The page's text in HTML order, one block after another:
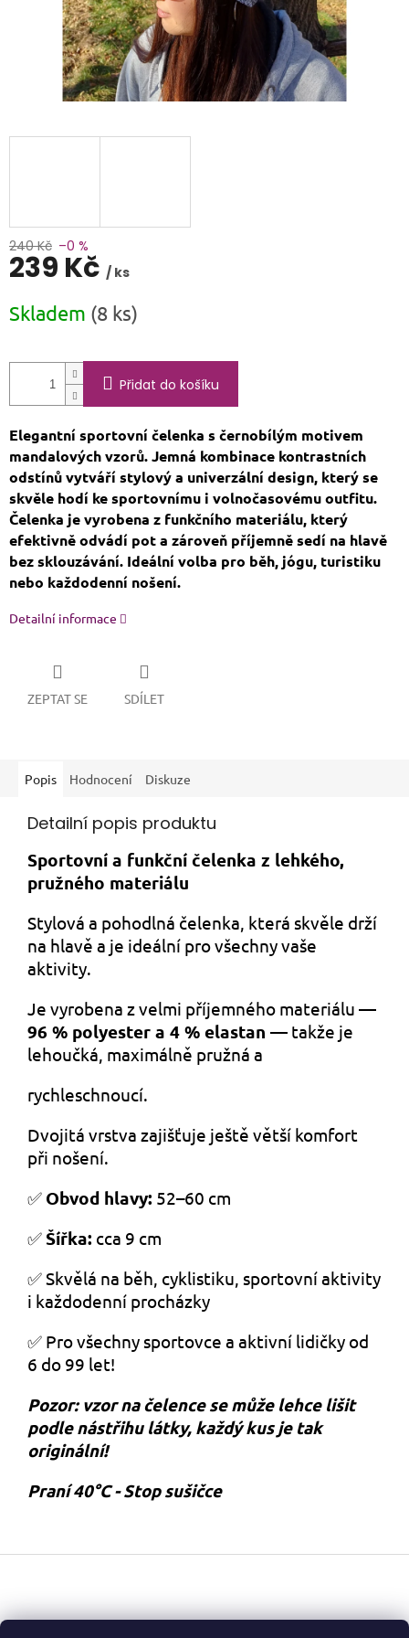
240 Kč –0 %
239 Kč / ks
cena:
Skladem (8 ks)
Přidat do košíku
Elegantní sportovní čelenka s černobílým motivem
mandalových vzorů. Jemná kombinace kontrastních
odstínů vytváří stylový a univerzální design, který se
skvěle hodí ke sportovnímu i volnočasovému outfitu.
Čelenka je vyrobena z funkčního materiálu, který
efektivně odvádí pot a zároveň příjemně sedí na hlavě
bez sklouzávání. Ideální volba pro běh, jógu, turistiku
nebo každodenní nošení.
Detailní informace
ZEPTAT SE SDÍLET
Popis Hodnocení Diskuze
Detailní popis produktu
Sportovní a funkční čelenka z lehkého,
pružného materiálu
Stylová a pohodlná čelenka, která skvěle drží
na hlavě a je ideální pro všechny vaše
aktivity.
Je vyrobena z velmi příjemného materiálu —
96 % polyester a 4 % elastan — takže je
lehoučká, maximálně pružná a
rychleschnoucí.
Dvojitá vrstva zajišťuje ještě větší komfort
při nošení.
✅ Obvod hlavy: 52–60 cm
✅Šířka: cca 9 cm
✅ Skvělá na běh, cyklistiku, sportovní aktivity
i každodenní procházky
✅ Pro všechny sportovce a aktivní lidičky od
6 do 99 let!
Pozor: vzor na čelence se může lehce lišit
podle nástřihu látky, každý kus je tak
originální!
Praní 40°C - Stop sušičce
Z
a